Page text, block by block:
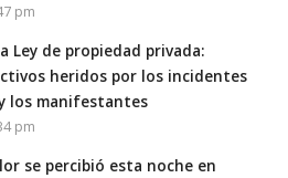
pm
Ley de propiedad privada:
heridos por los incidentes
los manifestantes
pm
se percibió esta noche en